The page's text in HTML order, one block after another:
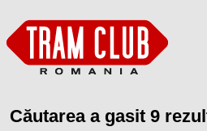
Căutarea a gasit 9